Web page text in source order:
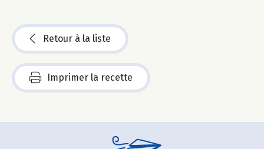
Retour à la liste
Imprimer la recette